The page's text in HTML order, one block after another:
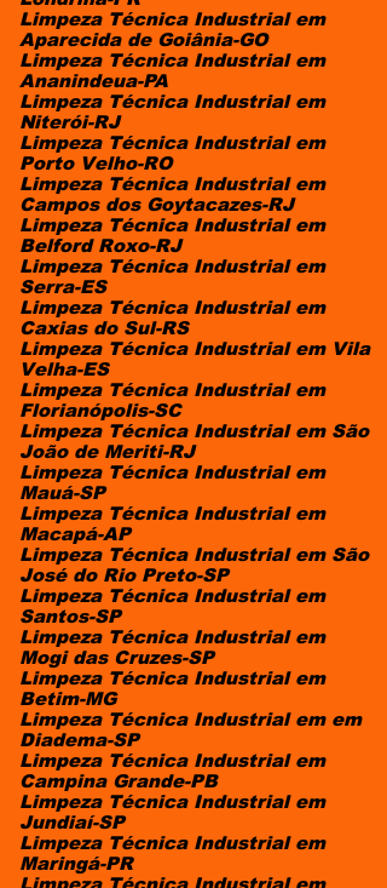
Limpeza Técnica Industrial em
Aparecida de Goiânia-GO
Limpeza Técnica Industrial em
Ananindeua-PA
Limpeza Técnica Industrial em
Niterói-RJ
Limpeza Técnica Industrial em
Porto Velho-RO
Limpeza Técnica Industrial em
Campos dos Goytacazes-RJ
Limpeza Técnica Industrial em
Belford Roxo-RJ
Limpeza Técnica Industrial em
Serra-ES
Limpeza Técnica Industrial em
Caxias do Sul-RS
Limpeza Técnica Industrial em Vila
Velha-ES
Limpeza Técnica Industrial em
Florianópolis-SC
Limpeza Técnica Industrial em São
João de Meriti-RJ
Limpeza Técnica Industrial em
Mauá-SP
Limpeza Técnica Industrial em
Macapá-AP
Limpeza Técnica Industrial em São
José do Rio Preto-SP
Limpeza Técnica Industrial em
Santos-SP
Limpeza Técnica Industrial em
Mogi das Cruzes-SP
Limpeza Técnica Industrial em
Betim-MG
Limpeza Técnica Industrial em em
Diadema-SP
Limpeza Técnica Industrial em
Campina Grande-PB
Limpeza Técnica Industrial em
Jundiaí-SP
Limpeza Técnica Industrial em
Maringá-PR
Limpeza Técnica Industrial em